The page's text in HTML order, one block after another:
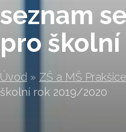
seznam
pro
Úvod » ZŠ a MŠ Prakšice
školní rok 2019/2020